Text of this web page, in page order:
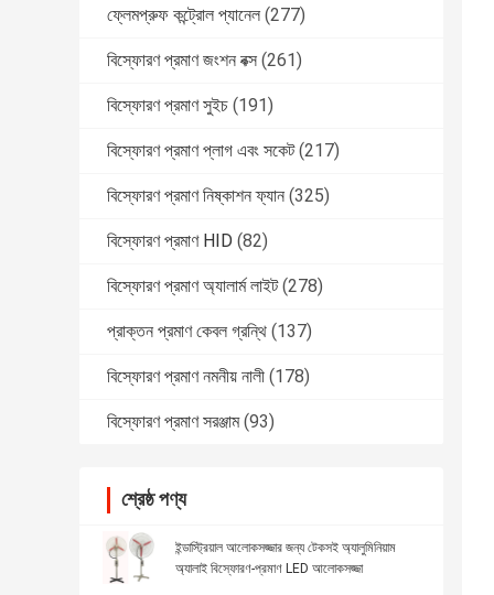
ফ্লেমপ্রুফ কন্ট্রোল প্যানেল (277)
বিস্ফোরণ প্রমাণ জংশন বক্স (261)
বিস্ফোরণ প্রমাণ সুইচ (191)
বিস্ফোরণ প্রমাণ প্লাগ এবং সকেট (217)
বিস্ফোরণ প্রমাণ নিষ্কাশন ফ্যান (325)
বিস্ফোরণ প্রমাণ HID (82)
বিস্ফোরণ প্রমাণ অ্যালার্ম লাইট (278)
প্রাক্তন প্রমাণ কেবল গ্রন্থি (137)
বিস্ফোরণ প্রমাণ নমনীয় নালী (178)
বিস্ফোরণ প্রমাণ সরঞ্জাম (93)
শ্রেষ্ঠ পণ্য
ইন্ডাস্ট্রিয়াল আলোকসজ্জার জন্য টেকসই অ্যালুমিনিয়াম
অ্যালাই বিস্ফোরণ-প্রমাণ LED আলোকসজ্জা